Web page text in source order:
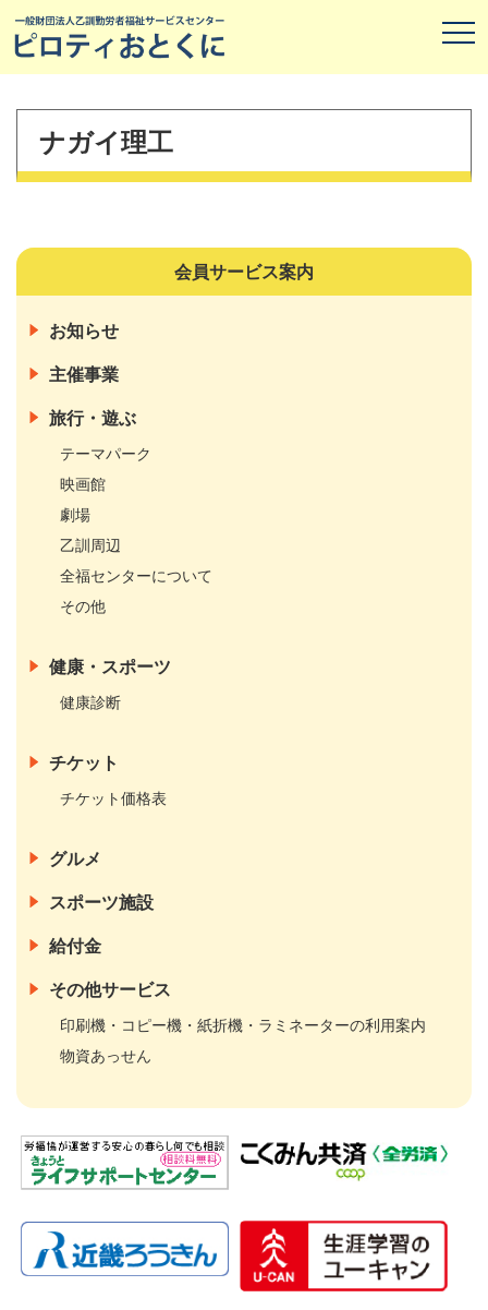
ナガイ理工
会員サービス案内
お知らせ
主催事業
旅行・遊ぶ
テーマパーク
映画館
劇場
乙訓周辺
全福センターについて
その他
健康・スポーツ
健康診断
チケット
チケット価格表
グルメ
スポーツ施設
給付金
その他サービス
印刷機・コピー機・紙折機・ラミネーターの利用案内
物資あっせん